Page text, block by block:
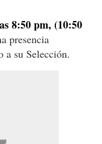
8:50 pm, (10:50
presencia
a su Selección.